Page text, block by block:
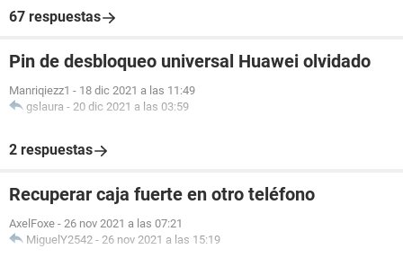
67 respuestas
Pin de desbloqueo universal Huawei olvidado
Manriqiezz1 - 18 dic 2021 a las 11:49
gslaura - 20 dic 2021 a las 03:59
2 respuestas
Recuperar caja fuerte en otro teléfono
AxelFoxe - 26 nov 2021 a las 07:21
MiguelY2542 - 26 nov 2021 a las 15:19